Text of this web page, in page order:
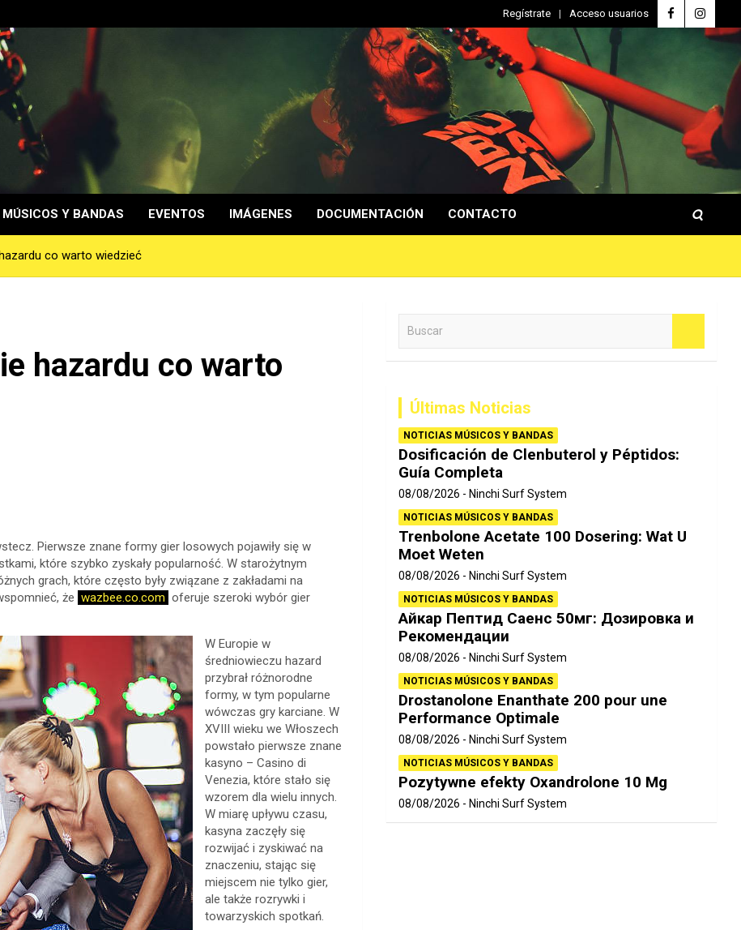
Regístrate Acceso usuarios
Y BANDAS EVENTOS IMÁGENES DOCUMENTACIÓN CONTACTO
co warto wiedzieć
hazardu co warto
Pierwsze znane formy gier losowych pojawiły się w
które szybko zyskały popularność. W starożytnym
grach, które często były związane z zakładami na
że wazbee.co.com oferuje szeroki wybór gier
W Europie w
średniowieczu hazard
przybrał różnorodne
formy, w tym popularne
wówczas gry karciane. W
XVIII wieku we Włoszech
powstało pierwsze znane
kasyno – Casino di
Venezia, które stało się
wzorem dla wielu innych.
W miarę upływu czasu,
kasyna zaczęły się
rozwijać i zyskiwać na
znaczeniu, stając się
miejscem nie tylko gier,
ale także rozrywki i
towarzyskich spotkań.
Últimas Noticias
NOTICIAS MÚSICOS Y BANDAS
Dosificación de Clenbuterol y Péptidos:
Guía Completa
08/08/2026 Ninchi Surf System
NOTICIAS MÚSICOS Y BANDAS
Trenbolone Acetate 100 Dosering: Wat U
Moet Weten
08/08/2026 Ninchi Surf System
NOTICIAS MÚSICOS Y BANDAS
Айкар Пептид Саенс 50мг: Дозировка и
Рекомендации
08/08/2026 Ninchi Surf System
NOTICIAS MÚSICOS Y BANDAS
Drostanolone Enanthate 200 pour une
Performance Optimale
08/08/2026 Ninchi Surf System
NOTICIAS MÚSICOS Y BANDAS
Pozytywne efekty Oxandrolone 10 Mg
08/08/2026 Ninchi Surf System